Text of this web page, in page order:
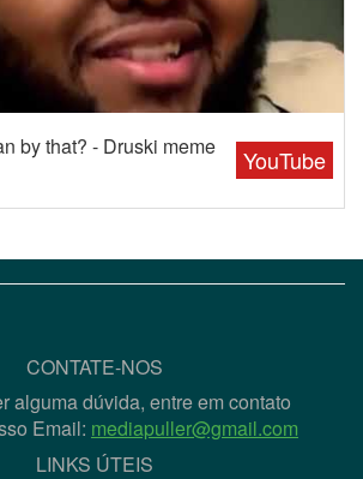
YouTube
by that? - Druski meme
CONTATE-NOS
alguma dúvida, entre em contato
Email: mediapuller@gmail.com
LINKS ÚTEIS